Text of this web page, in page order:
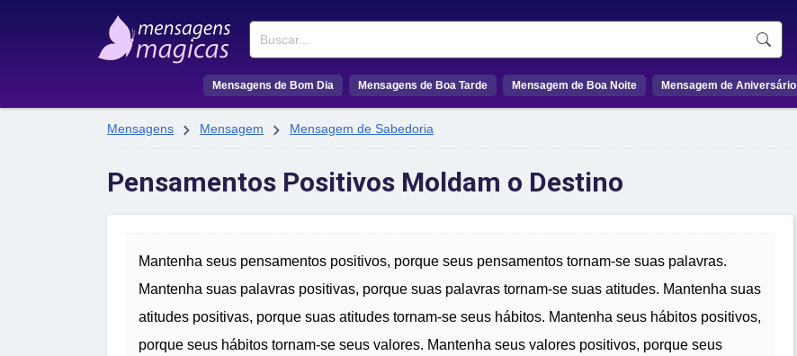
Buscar
Mensagens de Bom Dia Mensagens de Boa Tarde Mensagem de Boa Noite Mensagem de Aniversário
Mensagens  Mensagem  Mensagem de Sabedoria
Pensamentos Positivos Moldam o Destino
Mantenha seus pensamentos positivos, porque seus pensamentos tornam-se suas palavras.
Mantenha suas palavras positivas, porque suas palavras tornam-se suas atitudes. Mantenha suas
atitudes positivas, porque suas atitudes tornam-se seus hábitos. Mantenha seus hábitos positivos,
porque seus hábitos tornam-se seus valores. Mantenha seus valores positivos, porque seus